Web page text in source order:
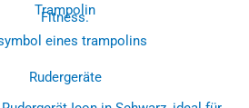
Trampolin
Rudergeräte